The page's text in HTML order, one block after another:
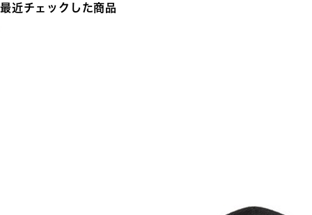
最近チェックした商品